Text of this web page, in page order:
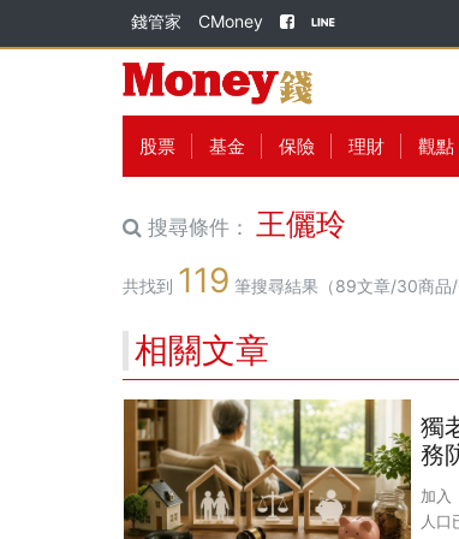
錢管家 CMoney
股票 基金 保險 理財 觀點
搜尋條件： 王儷玲
共找到 119 筆搜尋結果（89文章/30商品/
相關文章
獨
務
加入
人口